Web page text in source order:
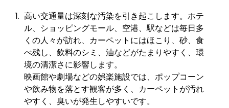
高い交通量は深刻な汚染を引き起こします。ホテ
ル、ショッピングモール、空港、駅などは毎日多
くの人々が訪れ、カーペットにはほこり、砂、食
べ残し、飲料のシミ、油などがたまりやすく、環
境の清潔さに影響します。
映画館や劇場などの娯楽施設では、ポップコーン
や飲み物を落とす観客が多く、カーペットが汚れ
やすく、臭いが発生しやすいです。